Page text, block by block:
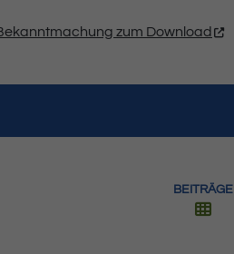
zum Download
BEITRÄGE